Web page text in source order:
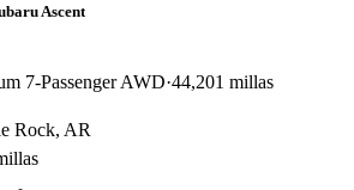
Ascent
7-Passenger AWD 44,201 millas
Rock, AR